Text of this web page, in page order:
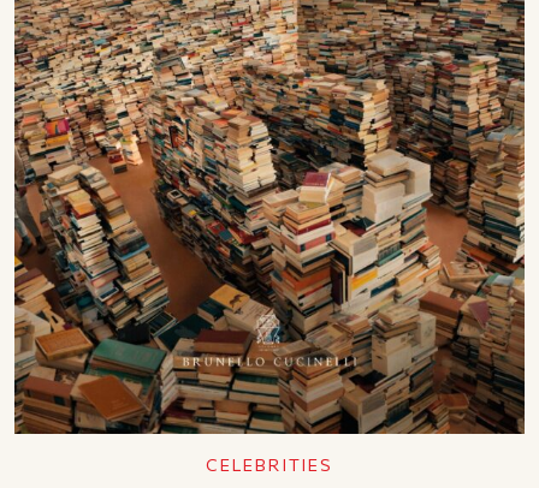
CELEBRITIES